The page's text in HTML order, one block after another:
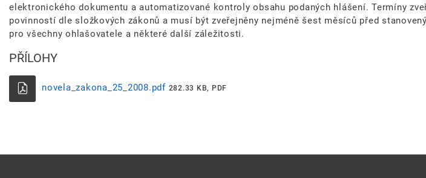
elektronického dokumentu a automatizované kontroly obsahu podaných hlášení. Termíny
povinností dle složkových zákonů a musí být zveřejněny nejméně šest měsíců před
pro všechny ohlašovatele a některé další záležitosti.
PŘÍLOHY
novela_zakona_25_2008.pdf 282.33 KB, PDF